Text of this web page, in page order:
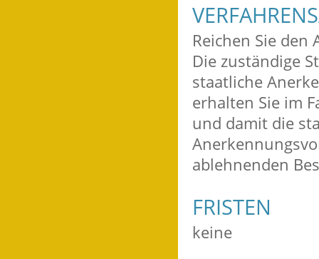
Reichen Sie
Die zuständige
staatliche
erhalten Sie im
und damit die
ablehnenden
FRISTEN
keine